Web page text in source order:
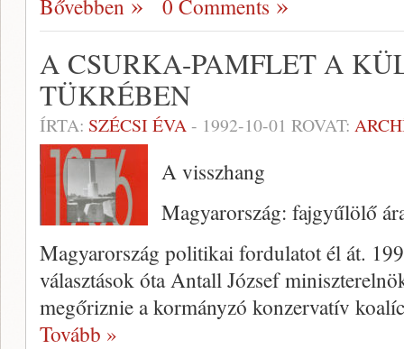
Bővebben 0 Comments
A CSURKA-PAMFLET A
TÜKRÉBEN
ÍRTA: SZÉCSI ÉVA- 1992-10-01 ROVAT:
A visszhang
Magyarország: fajgyűlölő
Magyarország politikai fordulatot él át.
választások óta Antall József
megőriznie a kormányzó konzervatív
Tovább »